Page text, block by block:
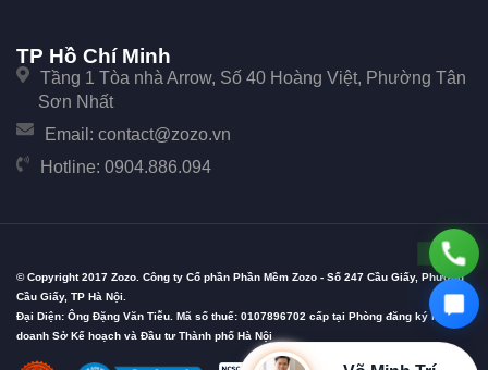
TP Hồ Chí Minh
Tầng 1 Tòa nhà Arrow, Số 40 Hoàng Việt, Phường Tân
Sơn Nhất
Email: contact@zozo.vn
Hotline: 0904.886.094
© Copyright 2017 Zozo. Công ty Cổ phần Phần Mềm Zozo - Số 247 Cầu Giấy, Phường
Cầu Giấy, TP Hà Nội.
Đại Diện: Ông Đặng Văn Tiễu. Mã số thuế: 0107896702 cấp tại Phòng đăng ký kinh
doanh Sở Kế hoạch và Đầu tư Thành phố Hà Nội